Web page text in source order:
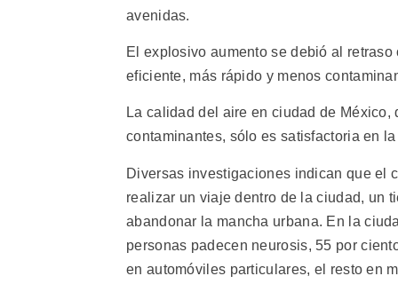
avenidas.
El explosivo aumento se debió al
eficiente, más rápido y menos
La calidad del aire en ciudad de
contaminantes, sólo es satisfactoria en
Diversas investigaciones indican que el
realizar un viaje dentro de la ciudad, un
abandonar la mancha urbana. En la
personas padecen neurosis, 55 por
en automóviles particulares, el resto en